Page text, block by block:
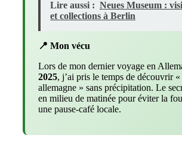
Lire aussi : Neues Museum :
et collections à Berlin
📍 Mon vécu
Lors de mon dernier voyage en
2025, j’ai pris le temps de découvrir
allemagne » sans précipitation. Le
en milieu de matinée pour éviter la
une pause-café locale.